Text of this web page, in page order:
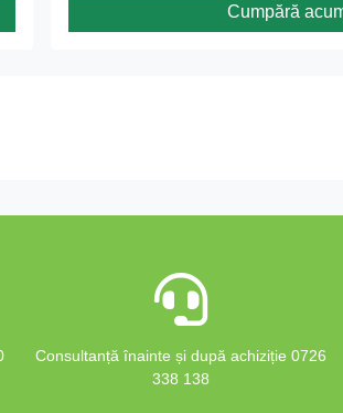
Cumpără
Consultanță înainte și după achiziție 0726
338 138